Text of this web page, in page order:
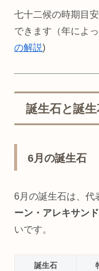
七十二候の時期目
できます（年によ
の解説)
誕生石と誕生
6月の誕生石
6月の誕生石は、代
ーン・アレキサン
いです。
誕生石